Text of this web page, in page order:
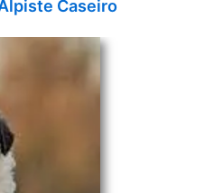
Caseiro